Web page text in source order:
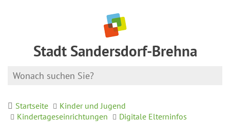
Stadt Sandersdorf-Brehna
Startseite
Kinder und Jugend
Kindertageseinrichtungen
Digitale Elterninfos